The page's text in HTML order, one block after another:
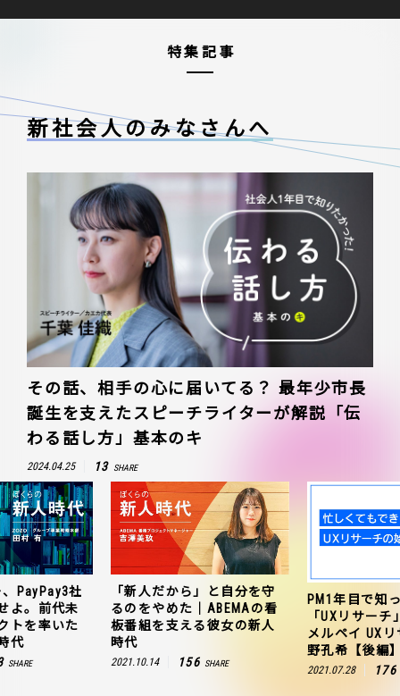
特集記事
新社会人のみなさんへ
その話、相手の心に届いてる？ 最年少市長
誕生を支えたスピーチライターが解説「伝
わる話し方」基本のキ
2024.04.25 13 SHARE
PayPay3社
よ。前代未
トを率いた
代
SHARE
「新人だから」と自分を守
るのをやめた｜ABEMAの看
板番組を支える彼女の新人
時代
2021.10.14 156 SHARE
PM1年目で知
「UXリサー
メルペイ UX
野孔希【後編
2021.07.28 176